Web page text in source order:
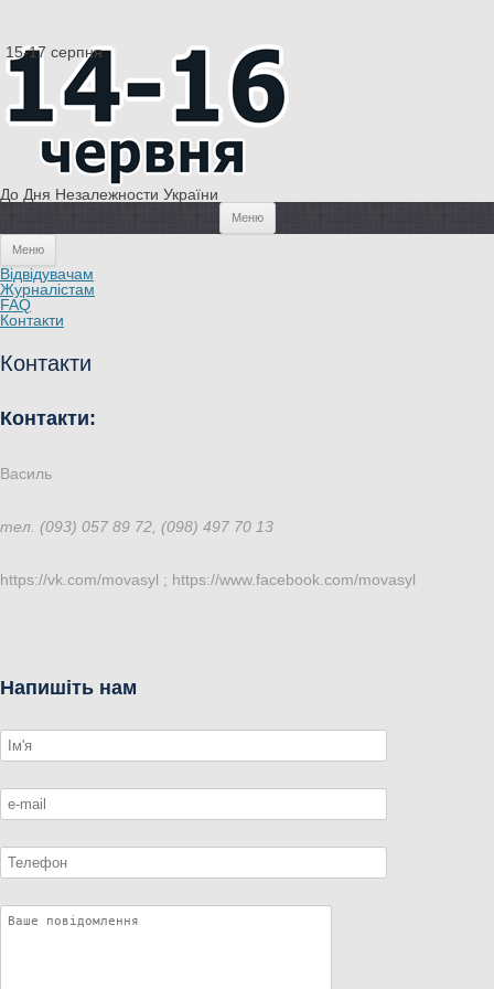
15-17 серпня
До Дня Незалежности України
Меню Перейти к содержимому
Меню
Відвідувачам
Журналістам
FAQ
Контакти
Контакти
Контакти:
Василь
тел. (093) 057 89 72, (098) 497 70 13
https://vk.com/movasyl ; https://www.facebook.com/movasyl
Напишіть нам